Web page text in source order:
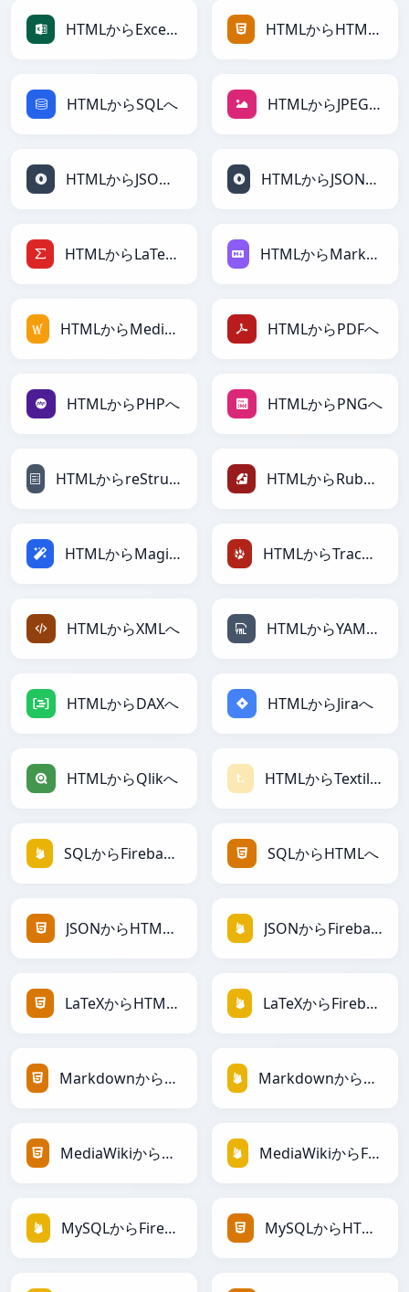
HTMLからExcelへ HTMLからHTMLへ
HTMLからSQLへ HTMLからJPEGへ
HTMLからJSONへ HTMLからJSONLinesへ
HTMLからLaTeXへ HTMLからMarkdownへ
HTMLからMediaWikiへ HTMLからPDFへ
HTMLからPHPへ HTMLからPNGへ
HTMLからreStructuredTextへ HTMLからRubyへ
HTMLからMagicへ HTMLからTracWikiへ
HTMLからXMLへ HTMLからYAMLへ
HTMLからDAXへ HTMLからJiraへ
HTMLからQlikへ HTMLからTextileへ
SQLからFirebaseへ SQLからHTMLへ
JSONからHTMLへ JSONからFirebaseへ
LaTeXからHTMLへ LaTeXからFirebaseへ
MarkdownからHTMLへ MarkdownからFirebaseへ
MediaWikiからHTMLへ MediaWikiからFirebaseへ
MySQLからFirebaseへ MySQLからHTMLへ